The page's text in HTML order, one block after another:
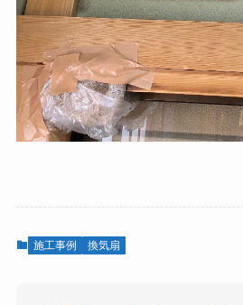
施工事例 換気扇